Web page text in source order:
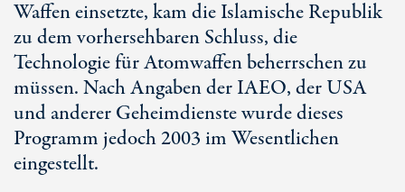
Waffen einsetzte, kam die Islamische Republik
zu dem vorhersehbaren Schluss, die
Technologie für Atomwaffen beherrschen zu
müssen. Nach Angaben der IAEO, der USA
und anderer Geheimdienste wurde dieses
Programm jedoch 2003 im Wesentlichen
eingestellt.